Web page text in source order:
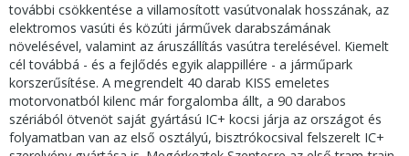
további csökkentése a villamosított vasútvonalak hosszának, az
elektromos vasúti és közúti járművek darabszámának
növelésével, valamint az áruszállítás vasútra terelésével. Kiemelt
cél továbbá - és a fejlődés egyik alappillére - a járműpark
korszerűsítése. A megrendelt 40 darab KISS emeletes
motorvonatból kilenc már forgalomba állt, a 90 darabos
szériából ötvenöt saját gyártású IC+ kocsi járja az országot és
folyamatban van az első osztályú, bisztrókocsival felszerelt IC+